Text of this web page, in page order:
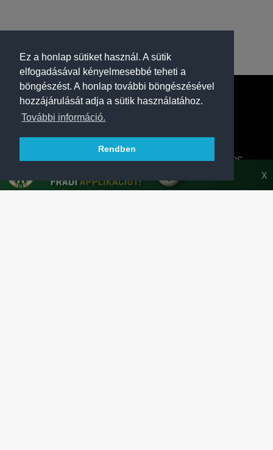
Ez a honlap sütiket használ. A sütik
elfogadásával kényelmesebbé teheti a
böngészést. A honlap további böngészésével
hozzájárulását adja a sütik használatához.
További információ.
Rendben
A FERENCVÁROSI TORNA CLUB HIVATALOS
X